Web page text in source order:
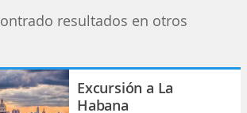
resultados en otros
Excursión a La
Habana